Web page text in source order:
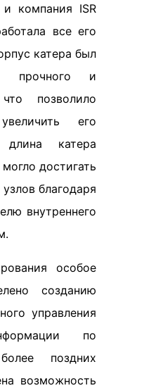
и компания ISR
все его
катера был
прочного и
позволило
его
катера
достигать
благодаря
внутреннего
особое
созданию
управления
по
поздних
возможность